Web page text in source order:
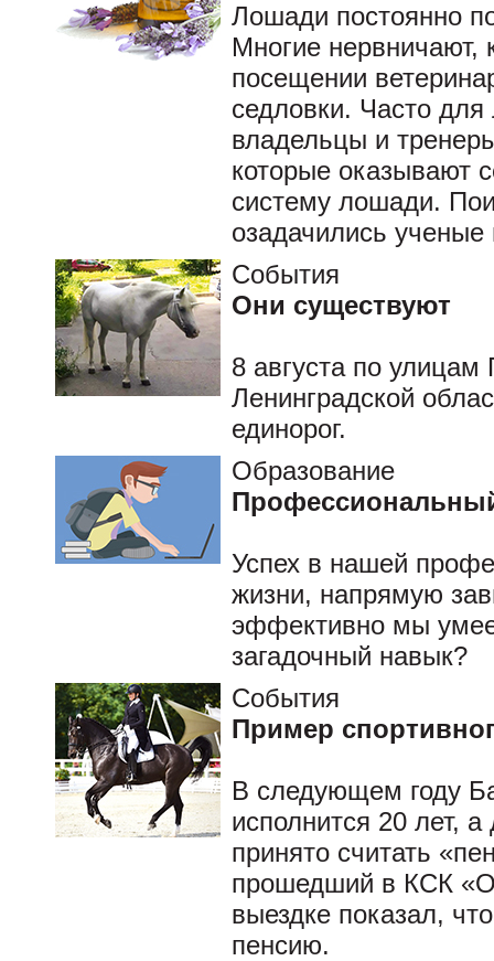
Лошади постоянно
Многие нервничают,
посещении
седловки. Часто
владельцы и
которые оказывают
систему лошади.
озадачились
События
Они существуют
8 августа по улицам
Ленинградской
единорог.
Образование
Успех в нашей
жизни, напрямую
эффективно мы
загадочный навык?
События
Пример
В следующем году
исполнится 20 лет,
принято считать
прошедший в КСК
выездке показал,
пенсию.